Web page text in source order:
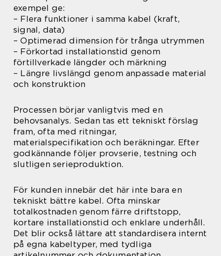
exempel ge:
– Flera funktioner i samma kabel (kraft,
signal, data)
– Optimerad dimension för trånga utrymmen
– Förkortad installationstid genom
förtillverkade längder och märkning
– Längre livslängd genom anpassade material
och konstruktion
Processen börjar vanligtvis med en
behovsanalys. Sedan tas ett tekniskt förslag
fram, ofta med ritningar,
materialspecifikation och beräkningar. Efter
godkännande följer provserie, testning och
slutligen serieproduktion.
För kunden innebär det här inte bara en
tekniskt bättre kabel. Ofta minskar
totalkostnaden genom färre driftstopp,
kortare installationstid och enklare underhåll.
Det blir också lättare att standardisera internt
på egna kabeltyper, med tydliga